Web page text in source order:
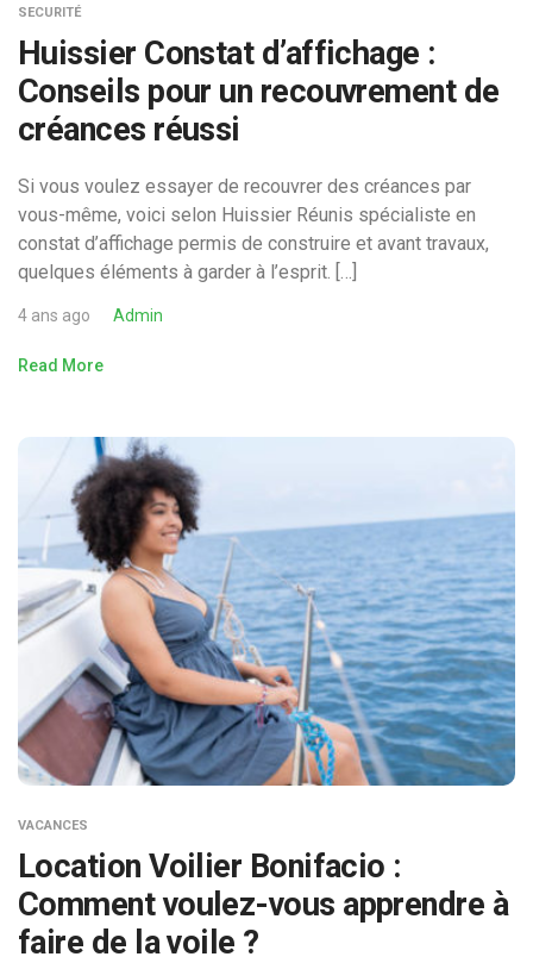
SECURITÉ
Huissier Constat d’affichage :
Conseils pour un recouvrement de
créances réussi
Si vous voulez essayer de recouvrer des créances par
vous-même, voici selon Huissier Réunis spécialiste en
constat d’affichage permis de construire et avant travaux,
quelques éléments à garder à l’esprit. […]
4 ans ago Admin
Read More
VACANCES
Location Voilier Bonifacio :
Comment voulez-vous apprendre à
faire de la voile ?